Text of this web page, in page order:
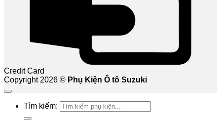
Credit Card
Copyright 2026 © Phụ Kiện Ô tô Suzuki
Tìm kiếm: